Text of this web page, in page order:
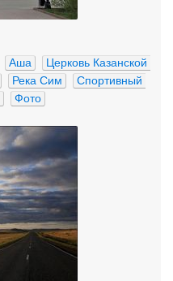
Аша
Церковь Казанской
Река Сим
Спортивный
Фото